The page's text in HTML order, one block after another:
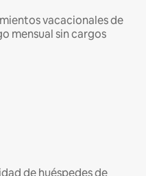
vacacionales de
mensual sin cargos
de huéspedes de